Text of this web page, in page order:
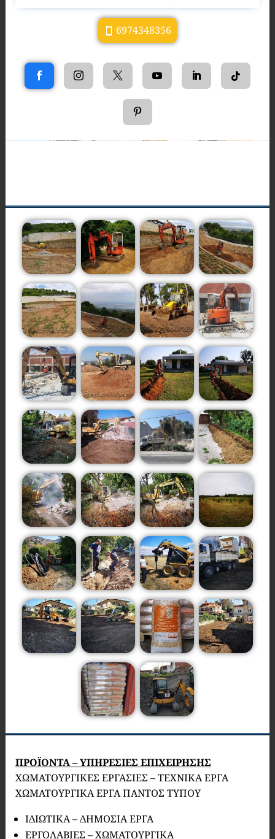
6974348356
ΠΡΟΪΟΝΤΑ – ΥΠΗΡΕΣΙΕΣ ΕΠΙΧΕΙΡΗΣΗΣ
ΧΩΜΑΤΟΥΡΓΙΚΕΣ ΕΡΓΑΣΙΕΣ – ΤΕΧΝΙΚΑ ΕΡΓΑ
ΧΩΜΑΤΟΥΡΓΙΚΑ ΕΡΓΑ ΠΑΝΤΟΣ ΤΥΠΟΥ
ΙΔΙΩΤΙΚΑ – ΔΗΜΟΣΙΑ ΕΡΓΑ
ΕΡΓΟΛΑΒΙΕΣ – ΧΩΜΑΤΟΥΡΓΙΚΑ